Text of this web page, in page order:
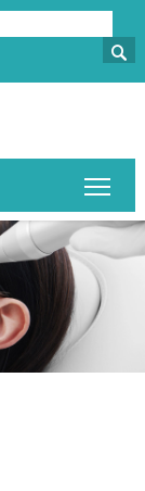
